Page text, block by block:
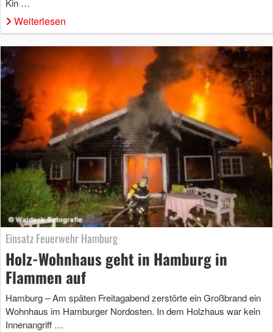
Kin …
Weiterlesen
Einsatz Feuerwehr Hamburg
Holz-Wohnhaus geht in Hamburg in
Flammen auf
Hamburg – Am späten Freitagabend zerstörte ein Großbrand ein
Wohnhaus im Hamburger Nordosten. In dem Holzhaus war kein
Innenangriff …